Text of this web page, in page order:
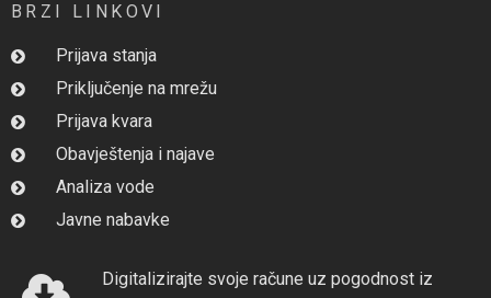
BRZI LINKOVI
Prijava stanja
Priključenje na mrežu
Prijava kvara
Obavještenja i najave
Analiza vode
Javne nabavke
Digitalizirajte svoje račune uz pogodnost iz